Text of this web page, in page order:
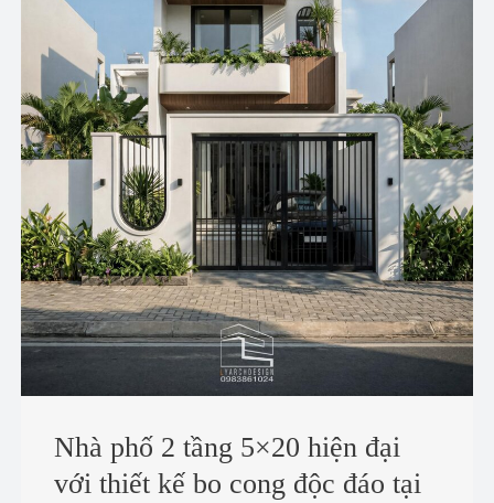
Nhà phố 2 tầng 5×20 hiện đại
với thiết kế bo cong độc đáo tại